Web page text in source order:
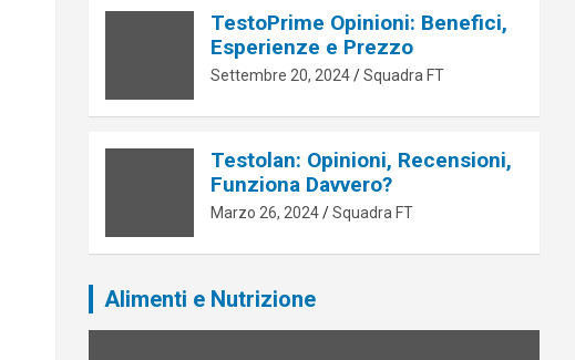
TestoPrime Opinioni: Benefici,
Esperienze e Prezzo
Settembre 20, 2024 Squadra FT
Testolan: Opinioni, Recensioni,
Funziona Davvero?
Marzo 26, 2024 Squadra FT
Alimenti e Nutrizione